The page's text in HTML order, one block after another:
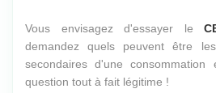
Vous envisagez d'essayer le
demandez quels peuvent être
secondaires d'une consommation
question tout à fait légitime !